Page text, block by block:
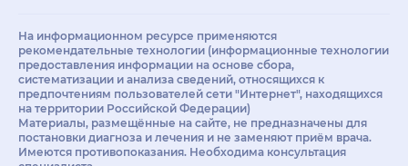
На информационном ресурсе применяются
рекомендательные технологии (информационные технологии
предоставления информации на основе сбора,
систематизации и анализа сведений, относящихся к
предпочтениям пользователей сети "Интернет", находящихся
на территории Российской Федерации)
Материалы, размещённые на сайте, не предназначены для
постановки диагноза и лечения и не заменяют приём врача.
Имеются противопоказания. Необходима консультация